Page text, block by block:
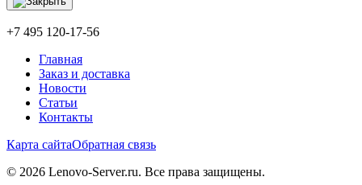
+7 495 120-17-56
Главная
Заказ и доставка
Новости
Статьи
Контакты
Карта сайтаОбратная связь
© 2026 Lenovo-Server.ru. Все права защищены.